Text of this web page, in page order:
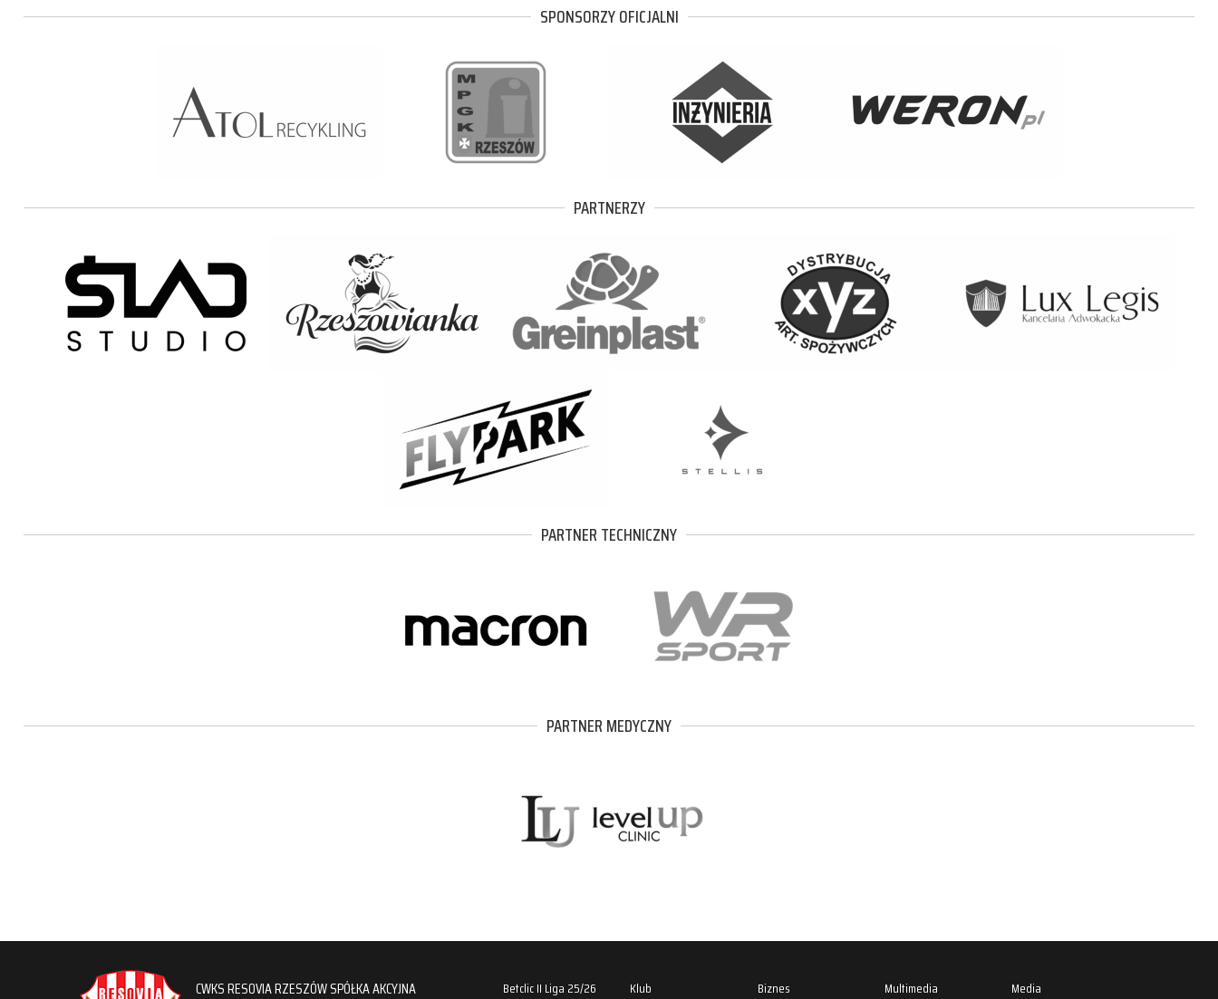
SPONSORZY OFICJALNI
PARTNERZY
PARTNER TECHNICZNY
PARTNER MEDYCZNY
CWKS RESOVIA RZESZÓW SPÓŁKA AKCYJNA Betclic II Liga 25/26 Klub Biznes Multimedia Media